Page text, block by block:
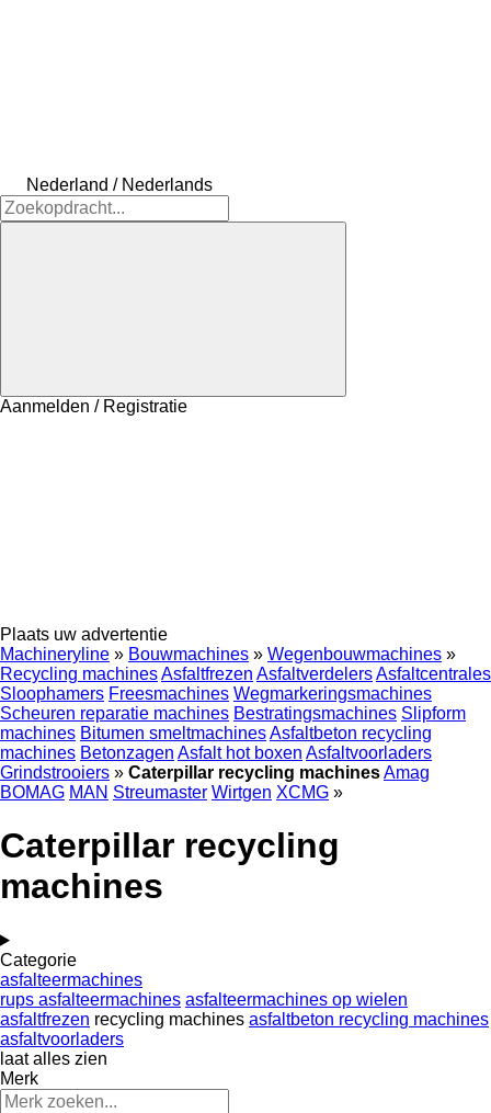
Nederland / Nederlands
Aanmelden / Registratie
Plaats uw advertentie
Machineryline » Bouwmachines » Wegenbouwmachines »
Recycling machinesAsfaltfrezen AsfaltverdelersAsfaltcentrales
Sloophamers Freesmachines Wegmarkeringsmachines
Scheuren reparatie machines Bestratingsmachines Slipform
machines Bitumen smeltmachinesAsfaltbeton recycling
machines Betonzagen Asfalt hot boxen Asfaltvoorladers
Grindstrooiers » Caterpillar recycling machinesAmag
BOMAG MAN Streumaster Wirtgen XCMG »
Caterpillar recycling
machines
Categorie
asfalteermachines
rups asfalteermachines asfalteermachines op wielen
asfaltfrezen recycling machines asfaltbeton recycling machines
asfaltvoorladers
laat alles zien
Merk